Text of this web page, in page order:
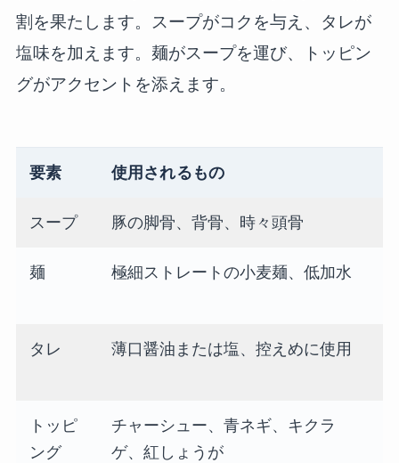
割を果たします。スープがコクを与え、タレが
塩味を加えます。麺がスープを運び、トッピン
グがアクセントを添えます。
要素 使用されるもの
スープ 豚の脚骨、背骨、時々頭骨
麺 極細ストレートの小麦麺、低加水
タレ 薄口醤油または塩、控えめに使用
トッピ
ング
チャーシュー、青ネギ、キクラ
ゲ、紅しょうが